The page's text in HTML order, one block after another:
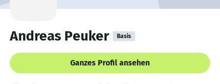
Andreas Peuker Basis
Ganzes Profil ansehen